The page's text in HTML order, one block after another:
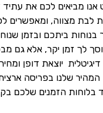
אנו מביאים לכם את עתיד
לבת מצווה, ומאפשרים
בנוחות ביתכם ובזמן
לך זמן יקר, אלא גם
יוצאת דופן
המהיר שלנו בפריסה
בלוחות הזמנים שלכם